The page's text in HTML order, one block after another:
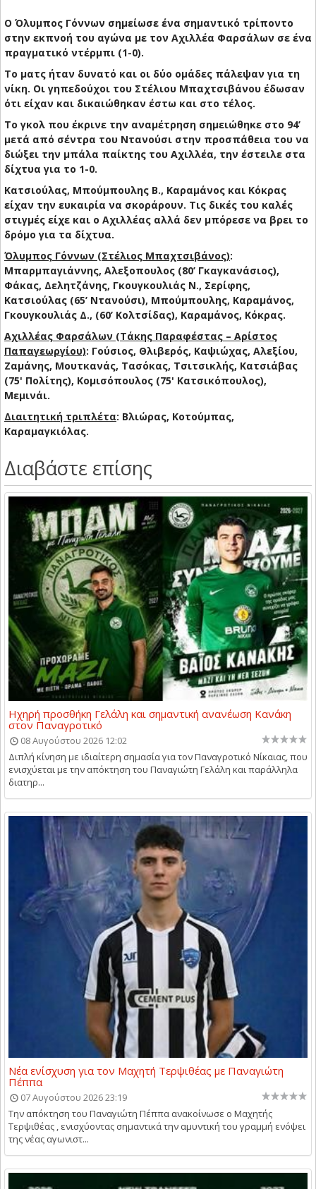
Ο Όλυμπος Γόννων σημείωσε ένα σημαντικό τρίποντο
στην εκπνοή του αγώνα με τον Αχιλλέα Φαρσάλων σε ένα
πραγματικό ντέρμπι (1-0).
Το ματς ήταν δυνατό και οι δύο ομάδες πάλεψαν για τη
νίκη. Οι γηπεδούχοι του Στέλιου Μπαχτσιβάνου έδωσαν
ότι είχαν και δικαιώθηκαν έστω και στο τέλος.
Το γκολ που έκρινε την αναμέτρηση σημειώθηκε στο 94’
μετά από σέντρα του Ντανούσι στην προσπάθεια του να
διώξει την μπάλα παίκτης του Αχιλλέα, την έστειλε στα
δίχτυα για το 1-0.
Κατσιούλας, Μπούμπουλης Β., Καραμάνος και Κόκρας
είχαν την ευκαιρία να σκοράρουν. Τις δικές του καλές
στιγμές είχε και ο Αχιλλέας αλλά δεν μπόρεσε να βρει το
δρόμο για τα δίχτυα.
Όλυμπος Γόννων (Στέλιος Μπαχτσιβάνος):
Μπαρμπαγιάννης, Αλεξοπουλος (80’ Γκαγκανάσιος),
Φάκας, Δελητζάνης, Γκουγκουλιάς Ν., Σερίφης,
Κατσιούλας (65’ Ντανούσι), Μπούμπουλης, Καραμάνος,
Γκουγκουλιάς Δ., (60’ Κολτσίδας), Καραμάνος, Κόκρας.
Αχιλλέας Φαρσάλων (Τάκης Παραφέστας – Αρίστος
Παπαγεωργίου): Γούσιος, Θλιβερός, Καψιώχας, Αλεξίου,
Ζαμάνης, Μουτκανάς, Τασόκας, Τσιτσικλής, Κατσιάβας
(75' Πολίτης), Κομισόπουλος (75' Κατσικόπουλος),
Μεμινάι.
Διαιτητική τριπλέτα: Βλιώρας, Κοτούμπας,
Καραμαγκιόλας.
Διαβάστε επίσης
Ηχηρή προσθήκη Γελάλη και σημαντική ανανέωση Κανάκη
στον Παναγροτικό
08 Αυγούστου 2026 12:02
Διπλή κίνηση με ιδιαίτερη σημασία για τον Παναγροτικό Νίκαιας, που
ενισχύεται με την απόκτηση του Παναγιώτη Γελάλη και παράλληλα
διατηρ...
Νέα ενίσχυση για τον Μαχητή Τερψιθέας με Παναγιώτη
Πέππα
07 Αυγούστου 2026 23:19
Την απόκτηση του Παναγιώτη Πέππα ανακοίνωσε ο Μαχητής
Τερψιθέας , ενισχύοντας σημαντικά την αμυντική του γραμμή ενόψει
της νέας αγωνιστ...